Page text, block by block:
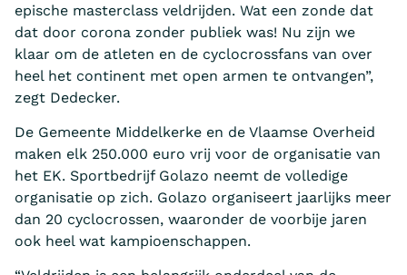
epische masterclass veldrijden. Wat een zonde dat
dat door corona zonder publiek was! Nu zijn we
klaar om de atleten en de cyclocrossfans van over
heel het continent met open armen te ontvangen”,
zegt Dedecker.
De Gemeente Middelkerke en de Vlaamse Overheid
maken elk 250.000 euro vrij voor de organisatie van
het EK. Sportbedrijf Golazo neemt de volledige
organisatie op zich. Golazo organiseert jaarlijks meer
dan 20 cyclocrossen, waaronder de voorbije jaren
ook heel wat kampioenschappen.